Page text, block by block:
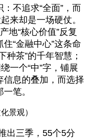
不追求“全面”，而
来却是一场硬仗。
地“核心价值”反复
“金融中心”这条命
种茶”的千年智慧；
一个“中”字，铺展
息的叠加，而选择
笔。
景观）
出三季，55个5分